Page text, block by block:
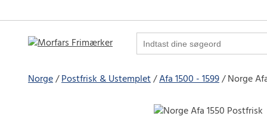
Norge Postfrisk & Ustemplet Afa 1500 - 1599 Norge